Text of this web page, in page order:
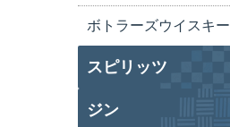
ボトラーズウイスキー
スピリッツ
ジン